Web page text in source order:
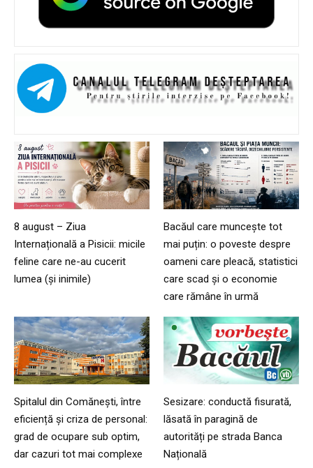
8 august – Ziua
Internațională a Pisicii: micile
feline care ne-au cucerit
lumea (și inimile)
Bacăul care muncește tot
mai puțin: o poveste despre
oameni care pleacă, statistici
care scad și o economie
care rămâne în urmă
Spitalul din Comănești, între
eficiență și criza de personal:
grad de ocupare sub optim,
dar cazuri tot mai complexe
Sesizare: conductă fisurată,
lăsată în paragină de
autorități pe strada Banca
Națională